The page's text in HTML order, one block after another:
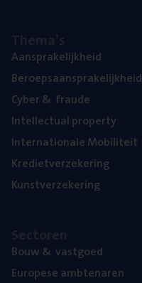
Aan­spra­ke­lijk­heid
Beroeps­aan­spra­ke­lijk­heid
Cyber& fraude
Intel­lec­tu­al property
Inter­na­ti­o­na­le Mobiliteit
Kre­diet­ver­ze­ke­ring
Kunst­ver­ze­ke­ring
Bouw& vastgoed
Euro­pe­se ambtenaren